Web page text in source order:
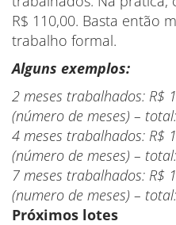
R$ 110,00. Basta então
trabalho formal.
Alguns exemplos:
2 meses trabalhados: R$
(número de meses) –
4 meses trabalhados: R$
(número de meses) –
7 meses trabalhados: R$
(numero de meses) –
Próximos lotes